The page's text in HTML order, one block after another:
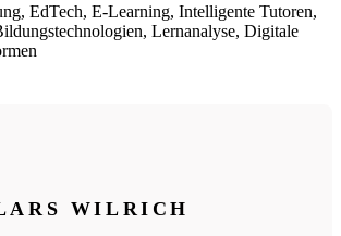
EdTech, E-Learning, Intelligente Tutoren,
Lernanalyse, Digitale
WILRICH